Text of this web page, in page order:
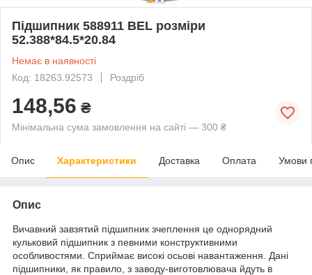
Підшипник 588911 BEL розміри
52.388*84.5*20.84
Немає в наявності
Код: 18263.92573
Роздріб
148,56 ₴
Мінімальна сума замовлення на сайті — 300 ₴
Опис Характеристики Доставка Оплата Умови
Опис
Вичавний завзятий підшипник зчеплення це однорядний
кульковий підшипник з певними конструктивними
особливостями. Сприймає високі осьові навантаження. Дані
підшипники, як правило, з заводу-виготовлювача йдуть в